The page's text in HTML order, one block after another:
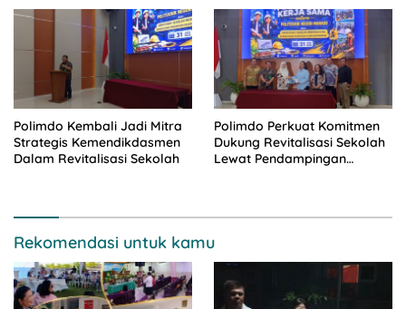
Polimdo Kembali Jadi Mitra
Strategis Kemendikdasmen
Dalam Revitalisasi Sekolah
Polimdo Perkuat Komitmen
Dukung Revitalisasi Sekolah
Lewat Pendampingan
Rekomendasi untuk kamu